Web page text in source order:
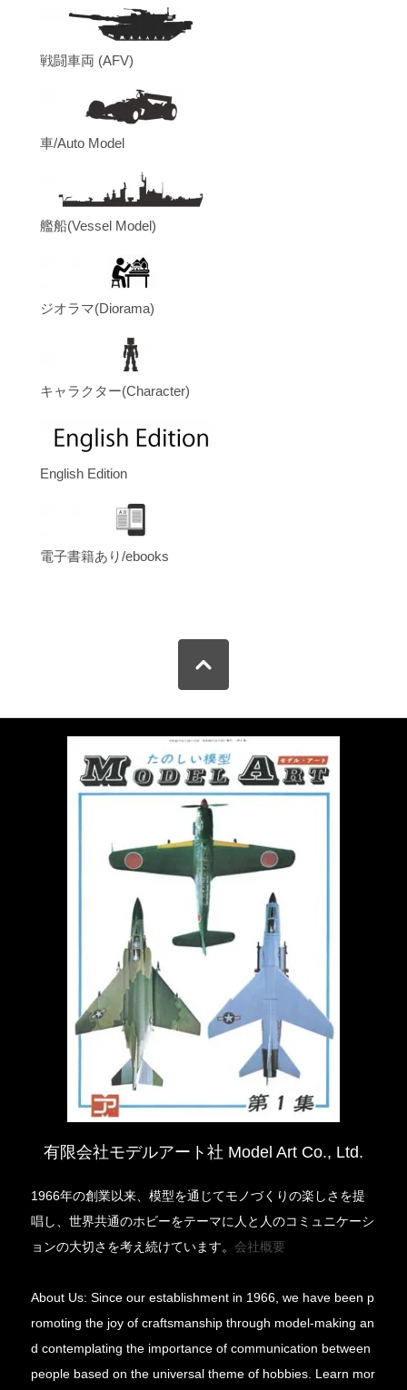
戦闘車両 (AFV)
車/Auto Model
艦船(Vessel Model)
ジオラマ(Diorama)
キャラクター(Character)
English Edition
電子書籍あり/ebooks
有限会社モデルアート社 Model Art Co., Ltd.
1966年の創業以来、模型を通じてモノづくりの楽しさを提
唱し、世界共通のホビーをテーマに人と人のコミュニケーシ
ョンの大切さを考え続けています。会社概要
About Us: Since our establishment in 1966, we have been p
romoting the joy of craftsmanship through model-making an
d contemplating the importance of communication between
people based on the universal theme of hobbies. Learn mor